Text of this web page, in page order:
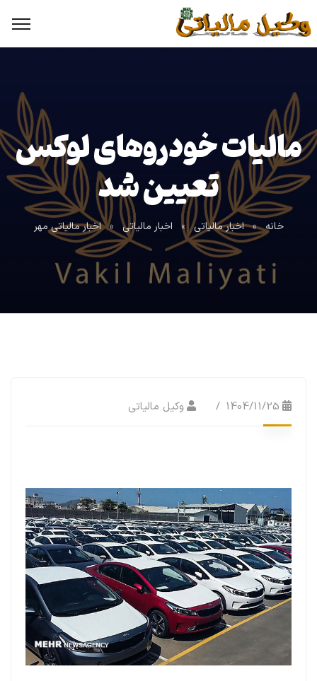
مالیات خودروهای لوکس
تعیین شد
خانه » اخبار مالیاتی » اخبار مالیاتی » اخبار مالیاتی مهر
1404/11/25 وکیل مالیاتی